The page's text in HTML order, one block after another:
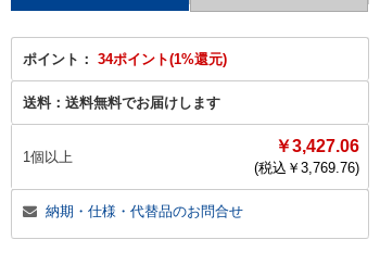
ポイント： 34ポイント(1%還元)
送料： 送料無料でお届けします
1個以上
￥3,427.06
(税込￥ 3,769.76)
納期・仕様・代替品のお問合せ